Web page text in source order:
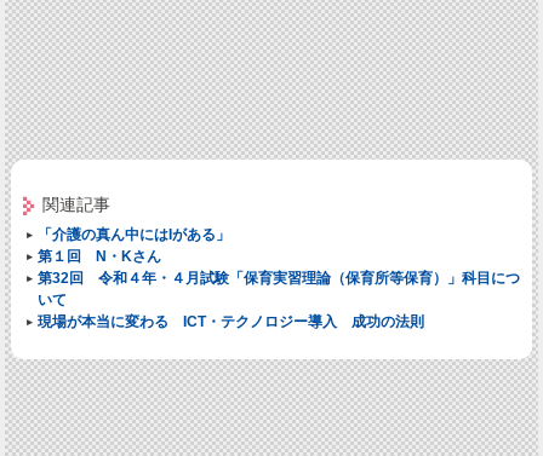
関連記事
「介護の真ん中にはIがある」
第１回 N・Kさん
第32回 令和４年・４月試験「保育実習理論（保育所等保育）」科目につ
いて
現場が本当に変わる ICT・テクノロジー導入 成功の法則